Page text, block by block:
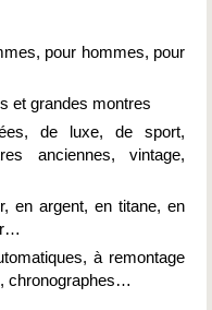
pour hommes, pour
et grandes montres
de luxe, de sport,
anciennes, vintage,
en argent, en titane, en
à remontage
chronographes…